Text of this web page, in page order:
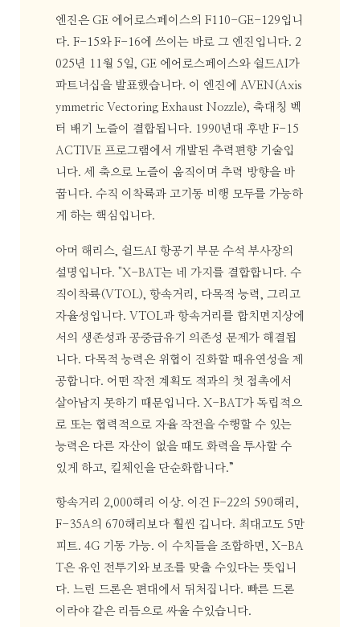
엔진은 GE 에어로스페이스의 F110-GE-129입니
다. F-15와 F-16에 쓰이는 바로 그 엔진입니다. 2
025년 11월 5일, GE 에어로스페이스와 쉴드AI가
파트너십을 발표했습니다. 이 엔진에 AVEN(Axis
ymmetric Vectoring Exhaust Nozzle), 축대칭 벡
터 배기 노즐이 결합됩니다. 1990년대 후반 F-15
ACTIVE 프로그램에서 개발된 추력편향 기술입
니다. 세 축으로 노즐이 움직이며 추력 방향을 바
꿉니다. 수직 이착륙과 고기동 비행 모두를 가능하
게 하는 핵심입니다.
아머 해리스, 쉴드AI 항공기 부문 수석 부사장의
설명입니다. "X-BAT는 네 가지를 결합합니다. 수
직이착륙(VTOL), 항속거리, 다목적 능력, 그리고
자율성입니다. VTOL과 항속거리를 합치면지상에
서의 생존성과 공중급유기 의존성 문제가 해결됩
니다. 다목적 능력은 위협이 진화할 때유연성을 제
공합니다. 어떤 작전 계획도 적과의 첫 접촉에서
살아남지 못하기 때문입니다. X-BAT가 독립적으
로 또는 협력적으로 자율 작전을 수행할 수 있는
능력은 다른 자산이 없을 때도 화력을 투사할 수
있게 하고, 킬체인을 단순화합니다.”
항속거리 2,000해리 이상. 이건 F-22의 590해리,
F-35A의 670해리보다 훨씬 깁니다. 최대고도 5만
피트. 4G 기동 가능. 이 수치들을 조합하면, X-BA
T은 유인 전투기와 보조를 맞출 수있다는 뜻입니
다. 느린 드론은 편대에서 뒤처집니다. 빠른 드론
이라야 같은 리듬으로 싸울 수있습니다.